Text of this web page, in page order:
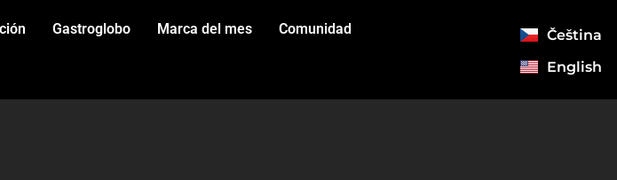
Gastroglobo Marca del mes Comunidad
Čeština
English